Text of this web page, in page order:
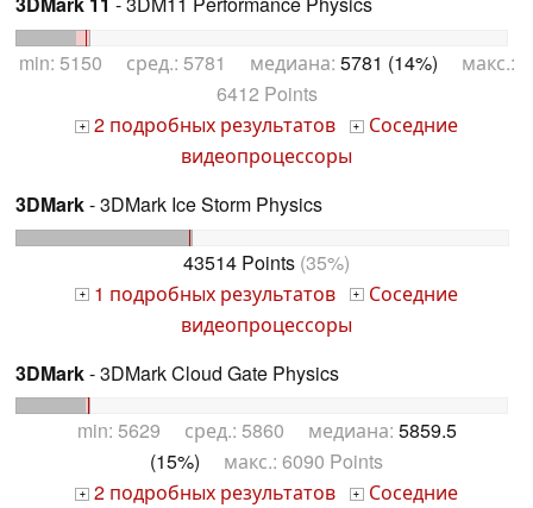
min: 5150 сред.: 5781 медиана: 5781 (14%) макс.:
6412 Points
+ 2 подробных результатов + Соседние
видеопроцессоры
3DMark- 3DMark Ice Storm Physics
43514 Points (35%)
+ 1 подробных результатов + Соседние
видеопроцессоры
3DMark- 3DMark Cloud Gate Physics
min: 5629 сред.: 5860 медиана: 5859.5
(15%) макс.: 6090 Points
+ 2 подробных результатов + Соседние